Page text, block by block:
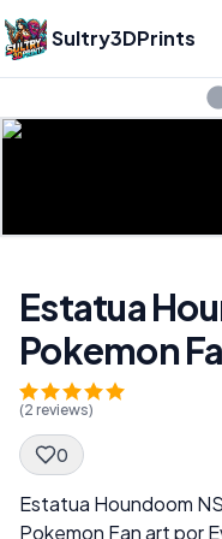
Sultry3DPrints
Estatua
Pokemon
(2 reviews)
0
Spec Description
Estatua Houndoom
Pokemon Fan art por